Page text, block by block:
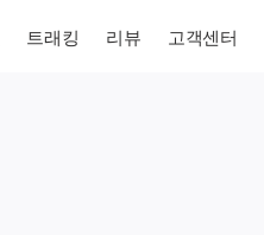
트래킹 리뷰 고객센터